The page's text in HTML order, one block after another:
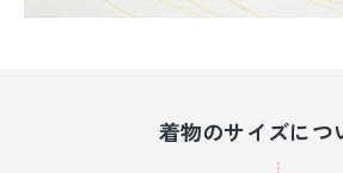
着物のサイズにつ